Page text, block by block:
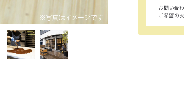
お問い合
ご希望の